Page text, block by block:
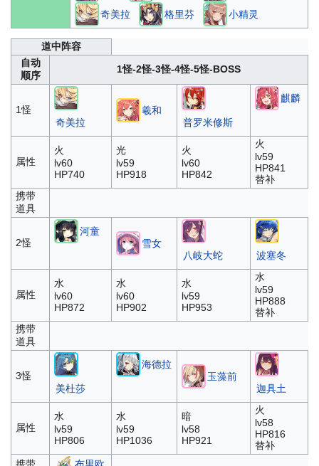
奇美拉 格里芬 小精灵
道中阵容
自动
顺序
1怪-2怪-3怪-4怪-5怪-BOSS
1怪
奇美拉
羲和
普罗米修斯
麒麟
属性
火
lv60
HP740
光
lv59
HP918
火
lv60
HP842
火
lv59
HP841
替补
携带
道具
2怪
河童
雪女
八岐大蛇
波塞冬
属性
水
lv60
HP872
水
lv60
HP902
水
lv59
HP953
水
lv59
HP888
替补
携带
道具
3怪
美杜莎
海德拉
玉藻前
迦具土
属性
水
lv59
HP806
水
lv59
HP1036
暗
lv58
HP921
火
lv58
HP816
替补